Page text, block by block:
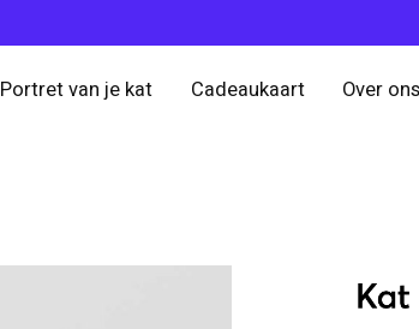
Portret van je kat Cadeaukaart Over ons